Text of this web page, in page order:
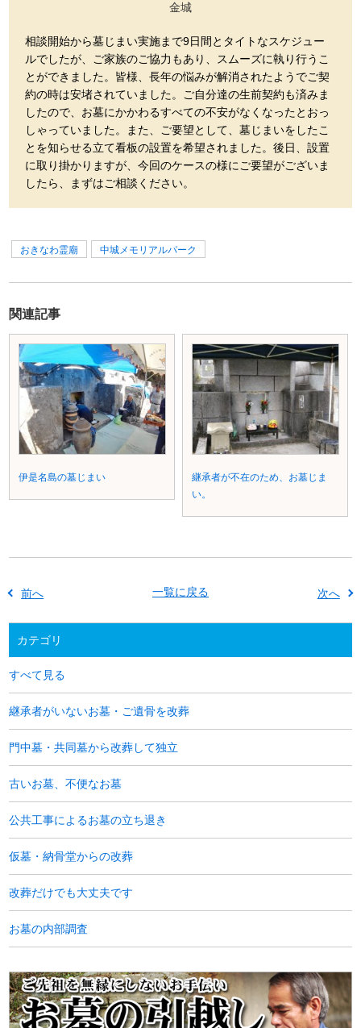
金城
相談開始から墓じまい実施まで9日間とタイトなスケジュー
ルでしたが、ご家族のご協力もあり、スムーズに執り行うこ
とができました。皆様、長年の悩みが解消されたようでご契
約の時は安堵されていました。ご自分達の生前契約も済みま
したので、お墓にかかわるすべての不安がなくなったとおっ
しゃっていました。また、ご要望として、墓じまいをしたこ
とを知らせる立て看板の設置を希望されました。後日、設置
に取り掛かりますが、今回のケースの様にご要望がございま
したら、まずはご相談ください。
おきなわ霊廟 中城メモリアルパーク
関連記事
伊是名島の墓じまい
継承者が不在のため、お墓じま
い。
前へ 一覧に戻る 次へ
カテゴリ
すべて見る
継承者がいないお墓・ご遺骨を改葬
門中墓・共同墓から改葬して独立
古いお墓、不便なお墓
公共工事によるお墓の立ち退き
仮墓・納骨堂からの改葬
改葬だけでも大丈夫です
お墓の内部調査